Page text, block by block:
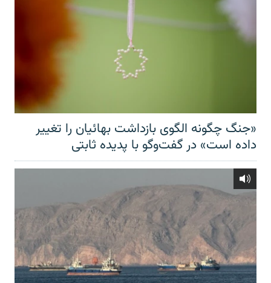
«جنگ چگونه الگوی بازداشت بهائیان را تغییر
داده است» در گفت‌وگو با پدیده ثابتی